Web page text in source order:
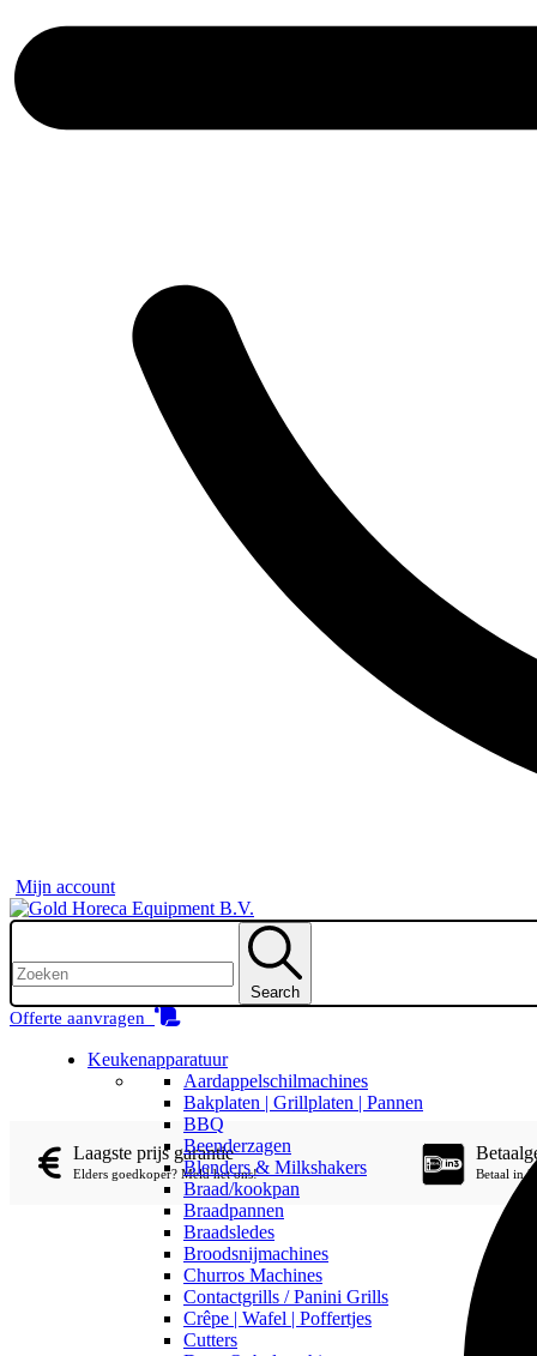
Mijn account
Search
Offerte aanvragen
Keukenapparatuur
Aardappelschilmachines
Bakplaten | Grillplaten | Pannen
BBQ
Beenderzagen
Blenders & Milkshakers
Braad/kookpan
Braadpannen
Braadsledes
Broodsnijmachines
Churros Machines
Contactgrills / Panini Grills
Crêpe | Wafel | Poffertjes
Cutters
Laagste prijs garantie
Elders goedkoper? Meld het ons! Betaal in 3